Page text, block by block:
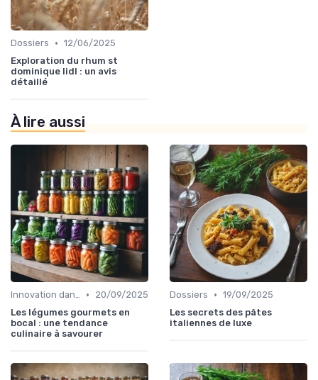
Dossiers • 12/06/2025
Exploration du rhum st
dominique lidl : un avis
détaillé
À lire aussi
Innovation dans la food •
20/09/2025
Les légumes gourmets en
bocal : une tendance
culinaire à savourer
Dossiers • 19/09/2025
Les secrets des pâtes
italiennes de luxe